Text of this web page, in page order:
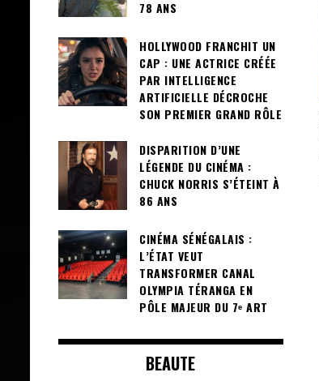
78 ANS
HOLLYWOOD FRANCHIT UN
CAP : UNE ACTRICE CRÉÉE
PAR INTELLIGENCE
ARTIFICIELLE DÉCROCHE
SON PREMIER GRAND RÔLE
DISPARITION D’UNE
LÉGENDE DU CINÉMA :
CHUCK NORRIS S’ÉTEINT À
86 ANS
CINÉMA SÉNÉGALAIS :
L’ÉTAT VEUT
TRANSFORMER CANAL
OLYMPIA TÉRANGA EN
PÔLE MAJEUR DU 7ᵉ ART
BEAUTE